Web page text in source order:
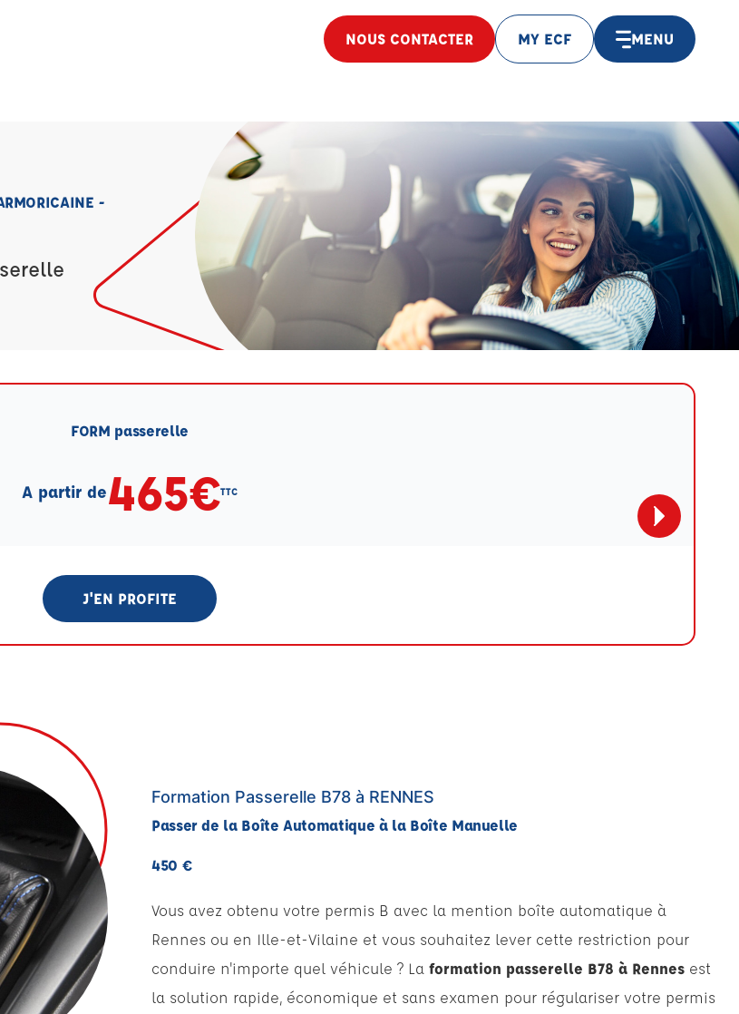
NOUS CONTACTER MY ECF MENU
-
FORM passerelle
A partir de465€TTC
J'EN PROFITE
Formation Passerelle B78 à RENNES
Passer de la Boîte Automatique à la Boîte Manuelle
450 €
Vous avez obtenu votre permis B avec la mention boîte automatique à
Rennes ou en Ille-et-Vilaine et vous souhaitez lever cette restriction pour
conduire n'importe quel véhicule ? La formation passerelle B78 à Rennes est
la solution rapide, économique et sans examen pour régulariser votre permis